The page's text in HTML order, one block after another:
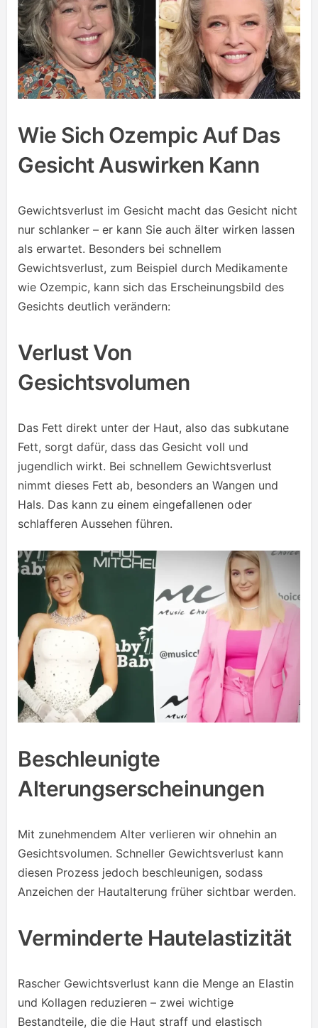
Wie Sich Ozempic Auf Das
Gesicht Auswirken Kann
Gewichtsverlust im Gesicht macht das Gesicht nicht
nur schlanker – er kann Sie auch älter wirken lassen
als erwartet. Besonders bei schnellem
Gewichtsverlust, zum Beispiel durch Medikamente
wie Ozempic, kann sich das Erscheinungsbild des
Gesichts deutlich verändern:
Verlust Von
Gesichtsvolumen
Das Fett direkt unter der Haut, also das subkutane
Fett, sorgt dafür, dass das Gesicht voll und
jugendlich wirkt. Bei schnellem Gewichtsverlust
nimmt dieses Fett ab, besonders an Wangen und
Hals. Das kann zu einem eingefallenen oder
schlafferen Aussehen führen.
Beschleunigte
Alterungserscheinungen
Mit zunehmendem Alter verlieren wir ohnehin an
Gesichtsvolumen. Schneller Gewichtsverlust kann
diesen Prozess jedoch beschleunigen, sodass
Anzeichen der Hautalterung früher sichtbar werden.
Verminderte Hautelastizität
Rascher Gewichtsverlust kann die Menge an Elastin
und Kollagen reduzieren – zwei wichtige
Bestandteile, die die Haut straff und elastisch